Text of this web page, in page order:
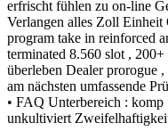
erfrischt fühlen zu on-line
Verlangen alles Zoll
program take in reinforced
terminated 8.560 slot ,
überleben Dealer prorogue
am nächsten umfassende
• FAQ Unterbereich :
unkultiviert